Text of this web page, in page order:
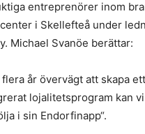
entreprenörer inom
i Skellefteå under
Michael Svanöe berättar:
år övervägt att skapa
lojalitetsprogram kan
i sin Endorfinapp“.